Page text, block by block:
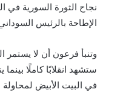
نجاح الثورة السورية في
الإطاحة بالرئيس
وتنبأ فرعون أن لا يستمر
ستشهد انقلابًا كاملًا
في البيت الأبيض لمحاولة